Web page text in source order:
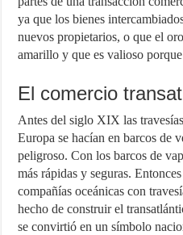
ya que los bienes
nuevos propietarios, o que el
amarillo y que es valioso
El comercio
Antes del siglo XIX las
Europa se hacían en barcos de
peligroso. Con los barcos de
más rápidas y seguras.
compañías oceánicas con
hecho de construir el
se convirtió en un símbolo